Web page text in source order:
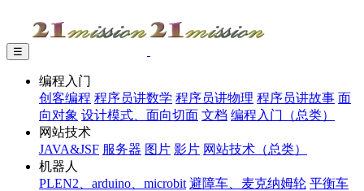
☰
编程入门
创客编程 程序员讲数学 程序员讲物理 程序员讲故事 面
向对象 设计模式、面向切面 文档 编程入门（总类）
网站技术
JAVA&JSF 服务器 图片 影片 网站技术（总类）
机器人
PLEN2、arduino、microbit 避障车、麦克纳姆轮 平衡车